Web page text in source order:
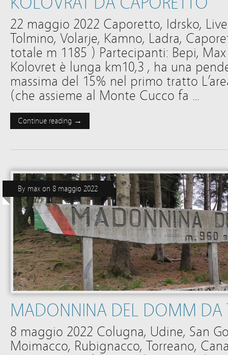
22 maggio 2022 Caporetto, Idrsko,
Tolmino, Volarje, Kamno, Ladra,
totale m 1185 ) Partecipanti: Bepi,
Kolovret è lunga km10,3 , ha una
massima del 15% nel primo tratto
(che assieme al Monte Cucco fa …
Continue reading →
MADONNINA DEL DOMM DA
By max on 8 maggio 2022
8 maggio 2022 Colugna, Udine, San
Moimacco, Rubignacco, Torreano,